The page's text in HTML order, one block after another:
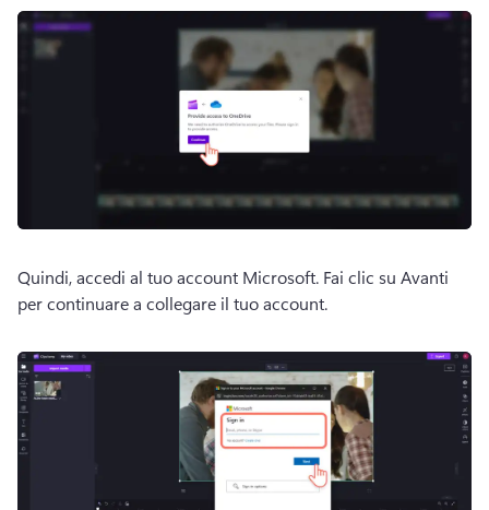
Quindi, accedi al tuo account Microsoft. Fai clic su Avanti
per continuare a collegare il tuo account.